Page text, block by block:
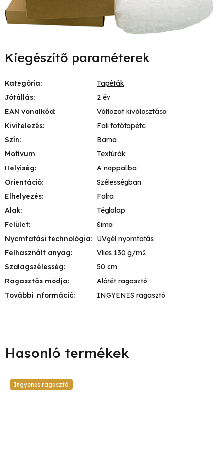
Kiegészítő paraméterek
Kategória:
Tapéták
Jótállás:
2 év
EAN vonalkód:
Változat kiválasztása
Kivitelezés:
Fali fotótapéta
Szín:
Barna
Motívum:
Textúrák
Helyiség:
A nappaliba
Orientáció:
Szélességban
Elhelyezés:
Falra
Alak:
Téglalap
Felület:
Sima
Nyomtatási technológia:
UVgél nyomtatás
Felhasznált anyag:
Vlies 130 g/m2
Szalagszélesség:
50 cm
Ragasztás módja:
Alátét ragasztó
További információ: INGYENES ragasztó
Ingyenes ragasztó